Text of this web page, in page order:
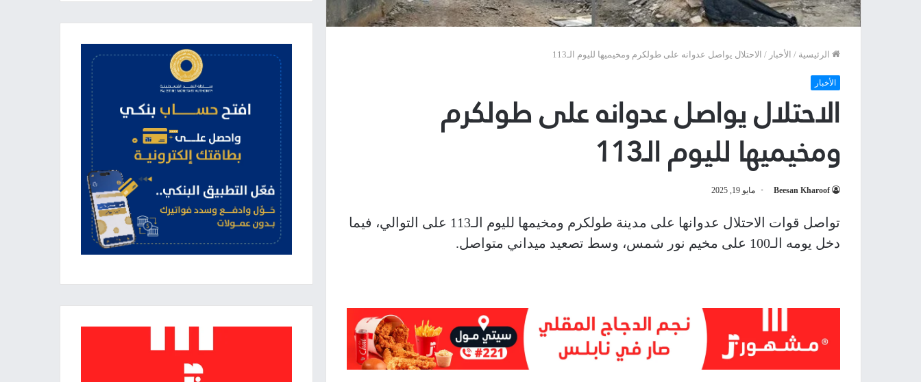
الرئيسية / الأخبار / الاحتلال يواصل عدوانه على طولكرم ومخيميها لليوم الـ113
الأخبار
الاحتلال يواصل عدوانه على طولكرم
ومخيميها لليوم الـ113
Beesan Kharoof مايو 19, 2025
تواصل قوات الاحتلال عدوانها على مدينة طولكرم ومخيمها لليوم الـ113 على التوالي، فيما
دخل يومه الـ100 على مخيم نور شمس، وسط تصعيد ميداني متواصل.